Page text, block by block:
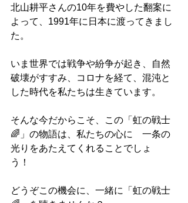
北山耕平さんの10年を費やした翻案に
よって、1991年に日本に渡ってきまし
た。
いま世界では戦争や紛争が起き、自然
破壊がすすみ、コロナを経て、混沌と
した時代を私たちは生きています。
そんな今だからこそ、この「虹の戦士
🌈」の物語は、私たちの心に　一条の
光りをあたえてくれることでしょ
う！
どうぞこの機会に、一緒に「虹の戦士